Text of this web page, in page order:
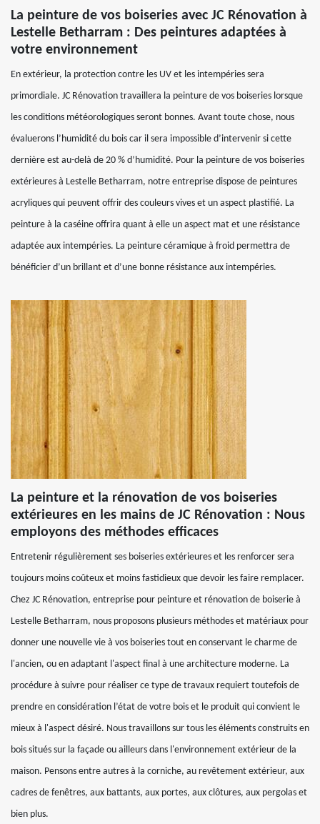
La peinture de vos boiseries avec JC Rénovation à
Lestelle Betharram : Des peintures adaptées à
votre environnement
En extérieur, la protection contre les UV et les intempéries sera
primordiale. JC Rénovation travaillera la peinture de vos boiseries lorsque
les conditions météorologiques seront bonnes. Avant toute chose, nous
évaluerons l’humidité du bois car il sera impossible d’intervenir si cette
dernière est au-delà de 20 % d’humidité. Pour la peinture de vos boiseries
extérieures à Lestelle Betharram, notre entreprise dispose de peintures
acryliques qui peuvent offrir des couleurs vives et un aspect plastifié. La
peinture à la caséine offrira quant à elle un aspect mat et une résistance
adaptée aux intempéries. La peinture céramique à froid permettra de
bénéficier d’un brillant et d’une bonne résistance aux intempéries.
La peinture et la rénovation de vos boiseries
extérieures en les mains de JC Rénovation : Nous
employons des méthodes efficaces
Entretenir régulièrement ses boiseries extérieures et les renforcer sera
toujours moins coûteux et moins fastidieux que devoir les faire remplacer.
Chez JC Rénovation, entreprise pour peinture et rénovation de boiserie à
Lestelle Betharram, nous proposons plusieurs méthodes et matériaux pour
donner une nouvelle vie à vos boiseries tout en conservant le charme de
l'ancien, ou en adaptant l'aspect final à une architecture moderne. La
procédure à suivre pour réaliser ce type de travaux requiert toutefois de
prendre en considération l’état de votre bois et le produit qui convient le
mieux à l'aspect désiré. Nous travaillons sur tous les éléments construits en
bois situés sur la façade ou ailleurs dans l'environnement extérieur de la
maison. Pensons entre autres à la corniche, au revêtement extérieur, aux
cadres de fenêtres, aux battants, aux portes, aux clôtures, aux pergolas et
bien plus.